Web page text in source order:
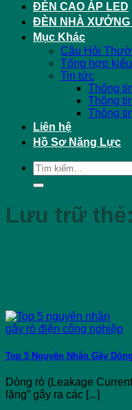
ĐÈN CAO ÁP LED
ĐÈN NHÀ XƯỞNG
Mục Khác
Câu Hỏi
Tổng hợp
Tin tức
Thông
Thông
Thông
Liên hệ
Hồ Sơ Năng Lực
Tìm
kiếm:
Lưu trữ thẻ:
Top 5 Nguyên Nhân Gây
Dòng rò (Leakage
lặng” gây ra các [...]